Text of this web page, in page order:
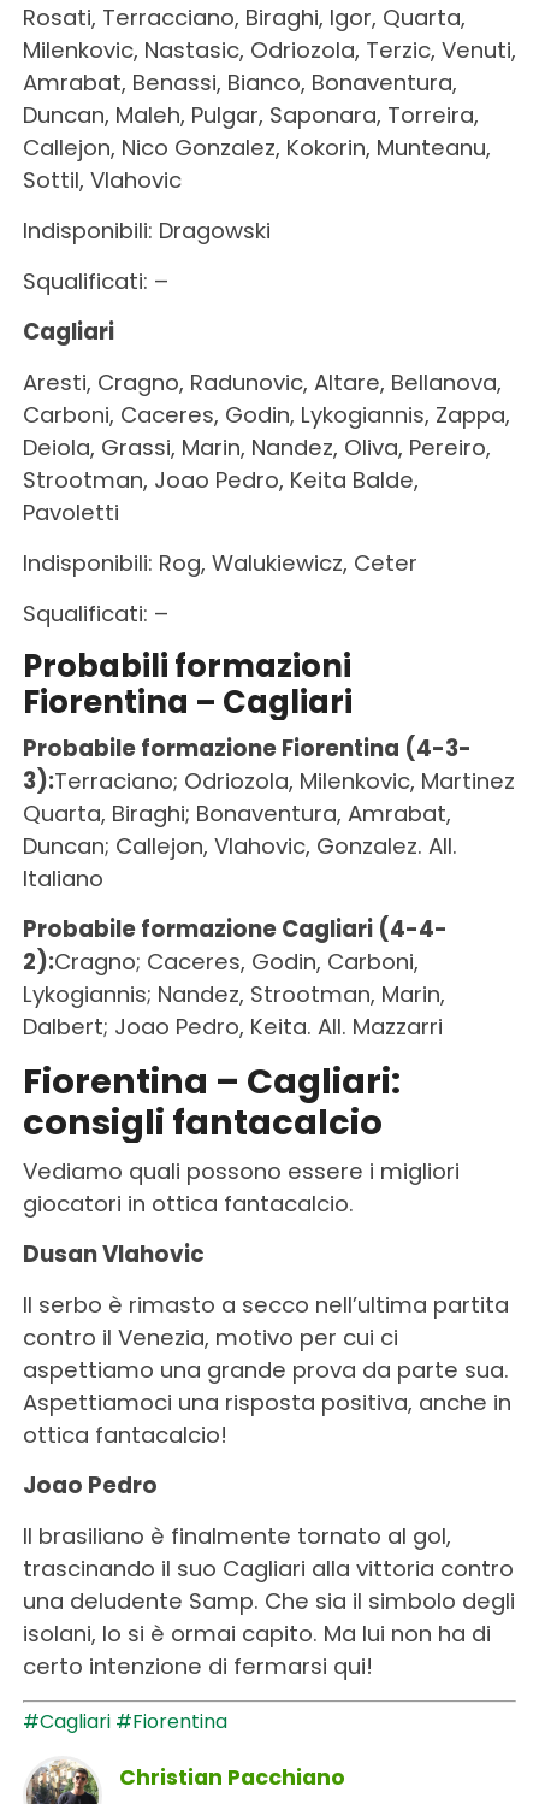
Rosati, Terracciano, Biraghi, Igor, Quarta,
Milenkovic, Nastasic, Odriozola, Terzic, Venuti,
Amrabat, Benassi, Bianco, Bonaventura,
Duncan, Maleh, Pulgar, Saponara, Torreira,
Callejon, Nico Gonzalez, Kokorin, Munteanu,
Sottil, Vlahovic
Indisponibili: Dragowski
Squalificati: –
Cagliari
Aresti, Cragno, Radunovic, Altare, Bellanova,
Carboni, Caceres, Godin, Lykogiannis, Zappa,
Deiola, Grassi, Marin, Nandez, Oliva, Pereiro,
Strootman, Joao Pedro, Keita Balde,
Pavoletti
Indisponibili: Rog, Walukiewicz, Ceter
Squalificati: –
Probabili formazioni
Fiorentina – Cagliari
Probabile formazione Fiorentina (4-3-
3):Terraciano; Odriozola, Milenkovic, Martinez
Quarta, Biraghi; Bonaventura, Amrabat,
Duncan; Callejon, Vlahovic, Gonzalez. All.
Italiano
Probabile formazione Cagliari (4-4-
2):Cragno; Caceres, Godin, Carboni,
Lykogiannis; Nandez, Strootman, Marin,
Dalbert; Joao Pedro, Keita. All. Mazzarri
Fiorentina – Cagliari:
consigli fantacalcio
Vediamo quali possono essere i migliori
giocatori in ottica fantacalcio.
Dusan Vlahovic
Il serbo è rimasto a secco nell’ultima partita
contro il Venezia, motivo per cui ci
aspettiamo una grande prova da parte sua.
Aspettiamoci una risposta positiva, anche in
ottica fantacalcio!
Joao Pedro
Il brasiliano è finalmente tornato al gol,
trascinando il suo Cagliari alla vittoria contro
una deludente Samp. Che sia il simbolo degli
isolani, lo si è ormai capito. Ma lui non ha di
certo intenzione di fermarsi qui!
#Cagliari #Fiorentina
Christian Pacchiano